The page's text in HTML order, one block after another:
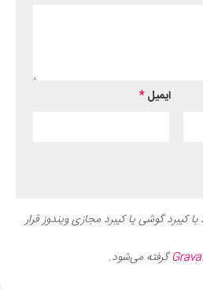
ایمیل*
کیبرد گوشی یا کیبرد مجازی ویندوز قرار
گرفته می‌شود.